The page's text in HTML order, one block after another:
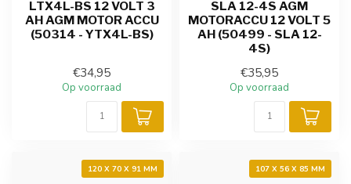
LTX4L-BS 12 VOLT 3
AH AGM MOTOR ACCU
(50314 - YTX4L-BS)
€34,95
Op voorraad
SLA 12-4S AGM
MOTORACCU 12 VOLT 5
AH (50499 - SLA 12-
4S)
€35,95
Op voorraad
120 X 70 X 91 MM 107 X 56 X 85 MM